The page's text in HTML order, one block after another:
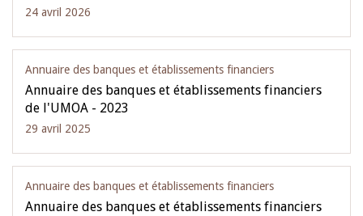
24 avril 2026
Annuaire des banques et établissements financiers
Annuaire des banques et établissements financiers
de l'UMOA - 2023
29 avril 2025
Annuaire des banques et établissements financiers
Annuaire des banques et établissements financiers